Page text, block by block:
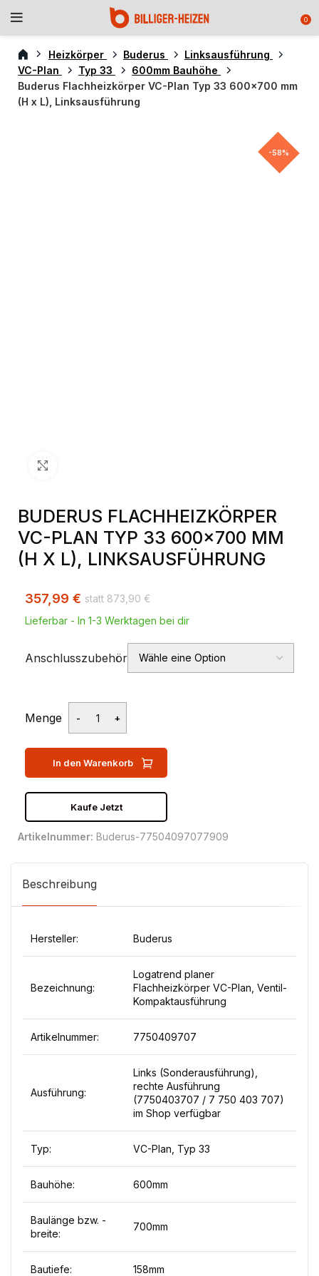
0
Heizkörper Buderus
Linksausführung
VC-Plan
Typ 33
600mm Bauhöhe
Buderus Flachheizkörper VC-Plan Typ 33 600×700 mm
(H x L), Linksausführung
-58%
BUDERUS FLACHHEIZKÖRPER
VC-PLAN TYP 33 600×700 MM
(H X L), LINKSAUSFÜHRUNG
873,90 €
357,99 €
Lieferbar - In 1-3 Werktagen bei dir
Anschlusszubehör
Menge
In den Warenkorb
Kaufe Jetzt
Artikelnummer: Buderus-77504097077909
Beschreibung
Hersteller: Buderus
Bezeichnung:
Logatrend planer
Flachheizkörper VC-Plan, Ventil-
Kompaktausführung
Artikelnummer: 7750409707
Ausführung:
Links (Sonderausführung),
rechte Ausführung
(7750403707 / 7 750 403 707)
im Shop verfügbar
Typ: VC-Plan, Typ 33
Bauhöhe: 600mm
Baulänge bzw. -
breite:
700mm
Bautiefe: 158mm